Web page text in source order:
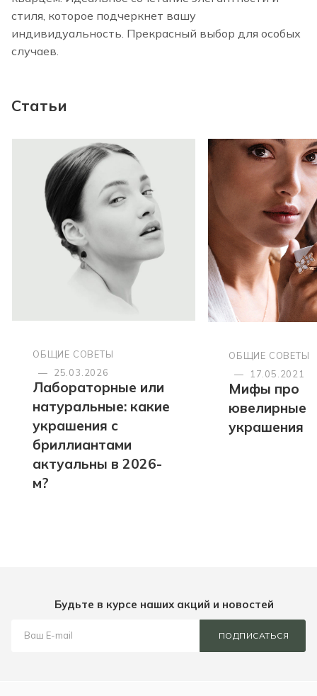
стиля, которое подчеркнет вашу
индивидуальность. Прекрасный выбор для особых
случаев.
Статьи
ОБЩИЕ СОВЕТЫ
—
25.03.2026
Лабораторные или
натуральные: какие
украшения с
бриллиантами
актуальны в 2026-
м?
ОБЩИЕ СОВЕТЫ
—
17.05.2021
Мифы про
ювелирные
украшения
Будьте в курсе наших акций и новостей
ПОДПИСАТЬСЯ